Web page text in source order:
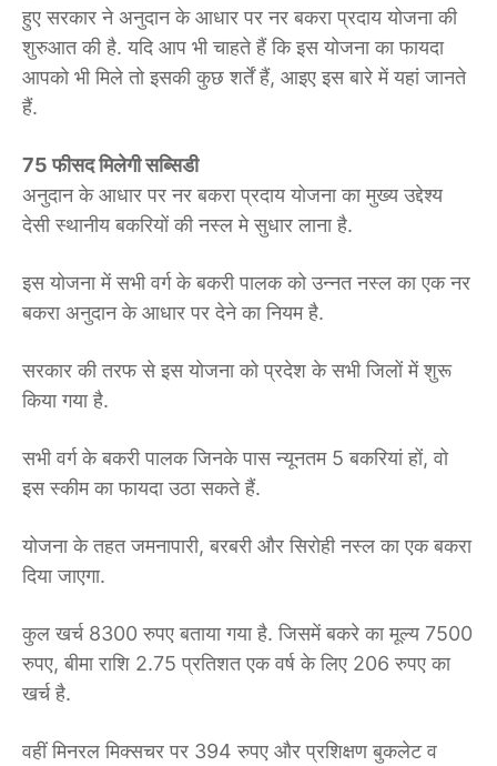
हुए सरकार ने अनुदान के आधार पर नर बकरा प्रदाय योजना की
शुरुआत की है. यदि आप भी चाहते हैं कि इस योजना का फायदा
आपको भी मिले तो इसकी कुछ शर्तें हैं, आइए इस बारे में यहां जानते
हैं.
75 फीसद मिलेगी सब्सिडी
अनुदान के आधार पर नर बकरा प्रदाय योजना का मुख्य उद्देश्य
देसी स्थानीय बकरियों की नस्ल मे सुधार लाना है.
इस योजना में सभी वर्ग के बकरी पालक को उन्नत नस्ल का एक नर
बकरा अनुदान के आधार पर देने का नियम है.
सरकार की तरफ से इस योजना को प्रदेश के सभी जिलों में शुरू
किया गया है.
सभी वर्ग के बकरी पालक जिनके पास न्यूनतम 5 बकरियां हों, वो
इस स्कीम का फायदा उठा सकते हैं.
योजना के तहत जमनापारी, बरबरी और सिरोही नस्ल का एक बकरा
दिया जाएगा.
कुल खर्च 8300 रुपए बताया गया है. जिसमें बकरे का मूल्य 7500
रुपए, बीमा राशि 2.75 प्रतिशत एक वर्ष के लिए 206 रुपए का
खर्च है.
वहीं मिनरल मिक्सचर पर 394 रुपए और प्रशिक्षण बुकलेट व